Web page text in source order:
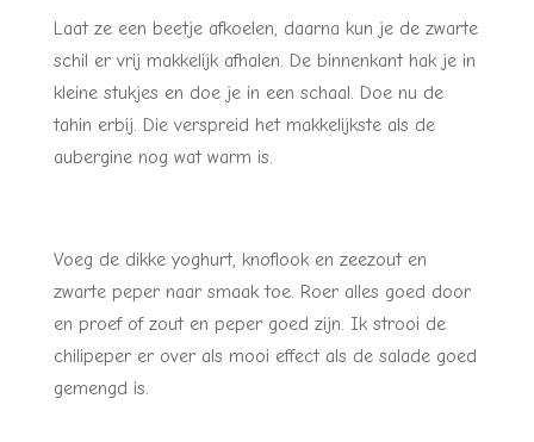
Laat ze een beetje afkoelen, daarna kun je de zwarte
schil er vrij makkelijk afhalen. De binnenkant hak je in
kleine stukjes en doe je in een schaal. Doe nu de
tahin erbij. Die verspreid het makkelijkste als de
aubergine nog wat warm is.
Voeg de dikke yoghurt, knoflook en zeezout en
zwarte peper naar smaak toe. Roer alles goed door
en proef of zout en peper goed zijn. Ik strooi de
chilipeper er over als mooi effect als de salade goed
gemengd is.